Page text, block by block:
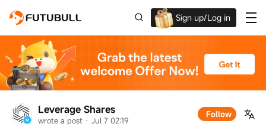
Sign up/Log in
Up to $1,600 Welcome Rewards!
Leverage Shares
wrote a post · Jul 7 02:19
Follow